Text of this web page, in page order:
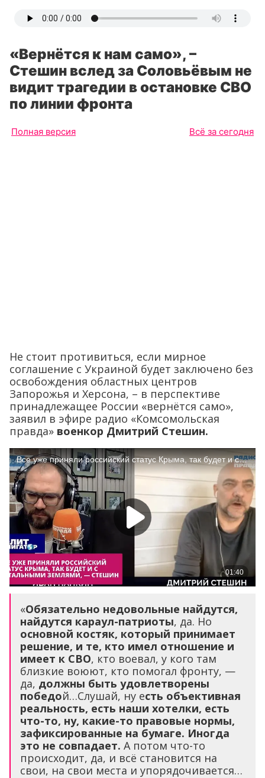
«Вернётся к нам само», –
Стешин вслед за Соловьёвым не
видит трагедии в остановке СВО
по линии фронта
Полная версия Всё за сегодня
Не стоит противиться, если мирное
соглашение с Украиной будет заключено без
освобождения областных центров
Запорожья и Херсона, – в перспективе
принадлежащее России «вернётся само»,
заявил в эфире радио «Комсомольская
правда» военкор Дмитрий Стешин.
«Обязательно недовольные найдутся,
найдутся караул-патриоты, да. Но
основной костяк, который принимает
решение, и те, кто имел отношение и
имеет к СВО, кто воевал, у кого там
близкие воюют, кто помогал фронту, —
да, должны быть удовлетворены
победой…Слушай, ну есть объективная
реальность, есть наши хотелки, есть
что-то, ну, какие-то правовые нормы,
зафиксированные на бумаге. Иногда
это не совпадает. А потом что-то
происходит, да, и всё становится на
свои, на свои места и упорядочивается…